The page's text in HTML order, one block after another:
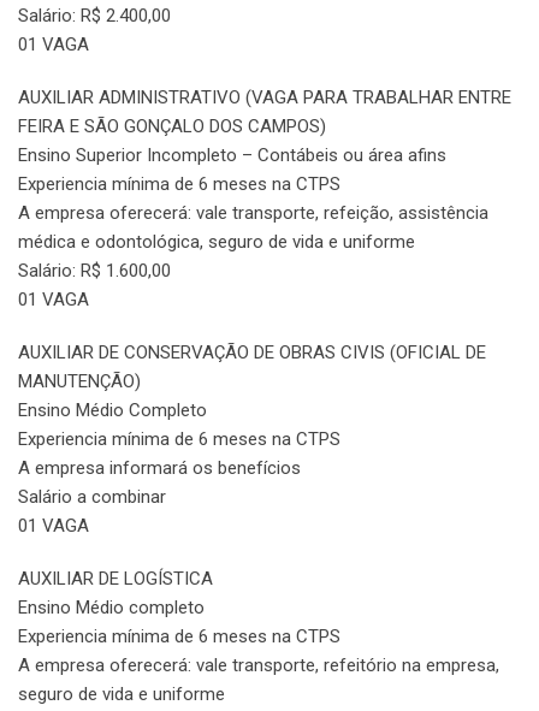
Salário: R$ 2.400,00
01 VAGA
AUXILIAR ADMINISTRATIVO (VAGA PARA TRABALHAR ENTRE
FEIRA E SÃO GONÇALO DOS CAMPOS)
Ensino Superior Incompleto – Contábeis ou área afins
Experiencia mínima de 6 meses na CTPS
A empresa oferecerá: vale transporte, refeição, assistência
médica e odontológica, seguro de vida e uniforme
Salário: R$ 1.600,00
01 VAGA
AUXILIAR DE CONSERVAÇÃO DE OBRAS CIVIS (OFICIAL DE
MANUTENÇÃO)
Ensino Médio Completo
Experiencia mínima de 6 meses na CTPS
A empresa informará os benefícios
Salário a combinar
01 VAGA
AUXILIAR DE LOGÍSTICA
Ensino Médio completo
Experiencia mínima de 6 meses na CTPS
A empresa oferecerá: vale transporte, refeitório na empresa,
seguro de vida e uniforme